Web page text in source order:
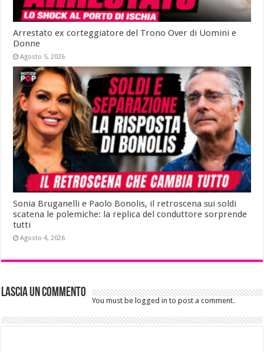
Arrestato ex corteggiatore del Trono Over di Uomini e
Donne
Agosto 5, 2026
Sonia Bruganelli e Paolo Bonolis, il retroscena sui soldi
scatena le polemiche: la replica del conduttore sorprende
tutti
Agosto 4, 2026
Lascia un commento
You must be logged in to post a comment.